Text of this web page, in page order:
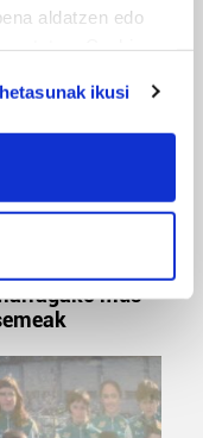
aldatzen edo
geographical
scanning it for
data is processed
besteak beste,
ikusi
mus